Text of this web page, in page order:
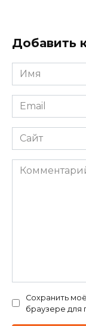
Добавить
Имя
*
Email
*
Сайт
Комментарий
Сохранить
браузере для